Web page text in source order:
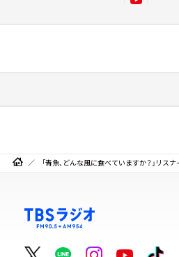
「青魚、どんな風に食べていますか？」リス